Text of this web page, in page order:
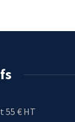
55 € HT